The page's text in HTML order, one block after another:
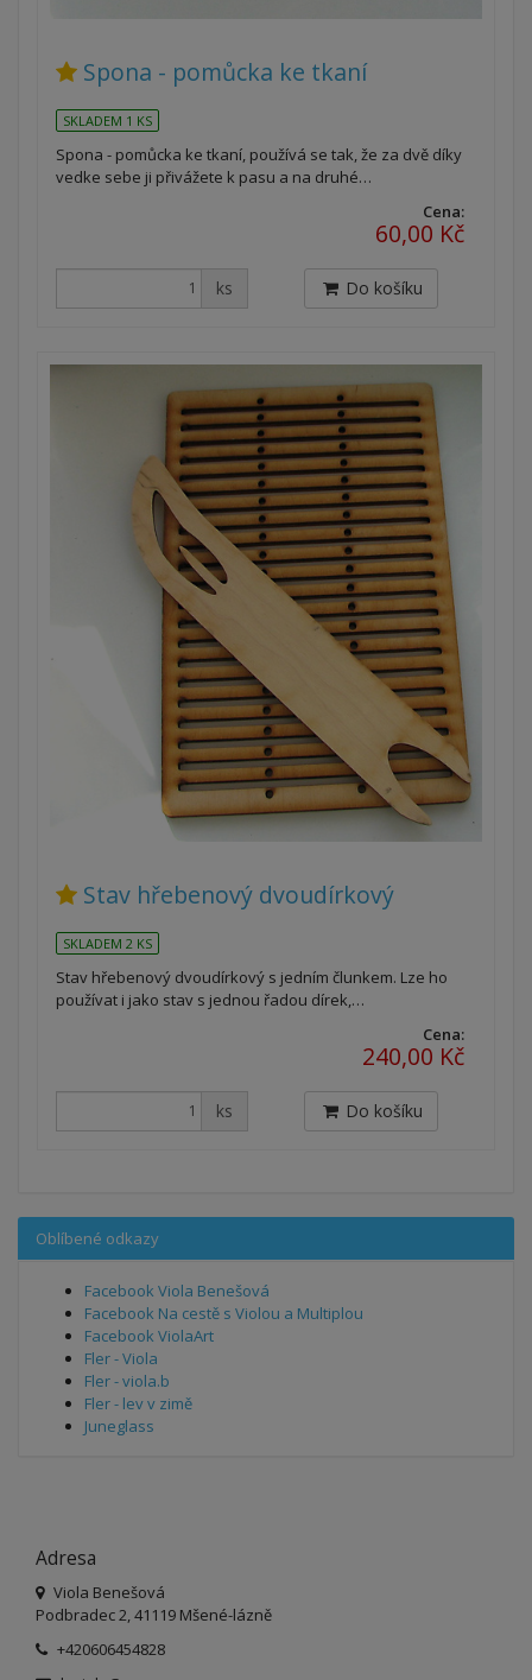
Spona - pomůcka ke tkaní
SKLADEM 1 KS
Spona - pomůcka ke tkaní, používá se tak, že za dvě díky
vedke sebe ji přivážete k pasu a na druhé…
Cena:
60,00 Kč
ks Do košíku
Stav hřebenový dvoudírkový
SKLADEM 2 KS
Stav hřebenový dvoudírkový s jedním člunkem. Lze ho
používat i jako stav s jednou řadou dírek,…
Cena:
240,00 Kč
ks Do košíku
Oblíbené odkazy
Facebook Viola Benešová
Facebook Na cestě s Violou a Multiplou
Facebook ViolaArt
Fler - Viola
Fler - viola.b
Fler - lev v zimě
Juneglass
Adresa
Viola Benešová
Podbradec 2, 41119 Mšené-lázně
+420606454828